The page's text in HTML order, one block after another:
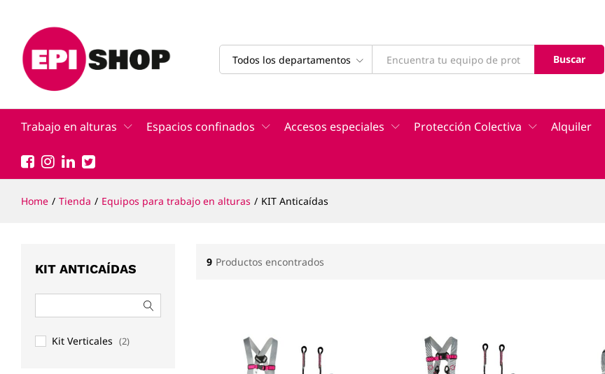
Todos los departamentos Buscar
Trabajo en alturas Espacios confinados Accesos especiales Protección Colectiva Alquiler
Home / Tienda / Equipos para trabajo en alturas / KIT Anticaídas
9 Productos encontrados
KIT ANTICAÍDAS
Kit Verticales (2)